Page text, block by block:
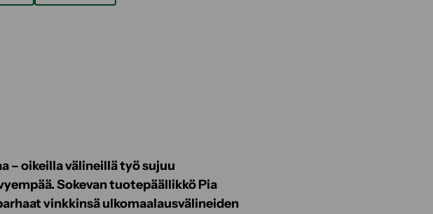
– oikeilla välineillä työ sujuu
Sokevan tuotepäällikkö Pia
vinkkinsä ulkomaalausvälineiden